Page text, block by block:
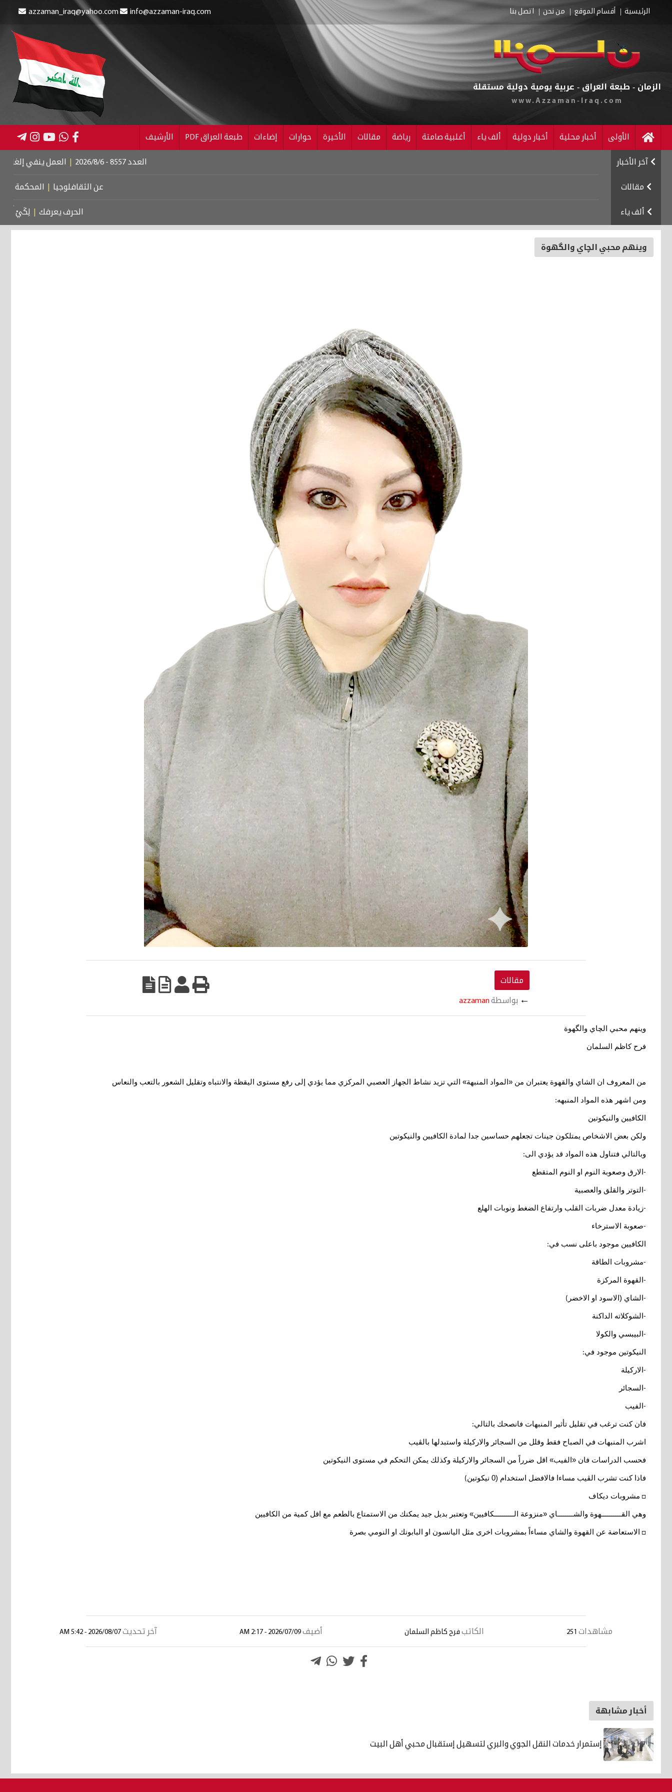
الرئيسية أقسام الموقع من نحن اتصل بنا azzaman_iraq@yahoo.com info@azzaman-iraq.com
الزمان - طبعة العراق - عربية يومية دولية مستقلة
www.Azzaman-Iraq.com
الأولى أخبار محلية أخبار دولية ألف ياء أغلبية صامتة رياضة مقالات الأخيرة حوارات إضاءات طبعة العراق PDF الأرشيف
آخر الأخبار | العمل ينفي إلغاء الإعانة عن
مقالات عن الثقافلوجيا | المحكمة الجنائية
ألف ياء الحرف يعرفك | لِكَيْ أُبَالِغَ فِي
وينهم محبي الچاي والگهوة
مقالات
← بواسطةazzaman
وينهم محبي الچاي والگهوة
فرح كاظم السلمان
من المعروف ان الشاي والقهوة يعتبران من «المواد المنبهة» التي تزيد نشاط الجهاز العصبي المركزي مما يؤدي إلى رفع مستوى اليقظة والانتباه وتقليل الشعور بالتعب والنعاس
ومن اشهر هذه المواد المنبهه:
الكافيين والنيكوتين
ولكن بعض الاشخاص يمتلكون جينات تجعلهم حساسين جدا لمادة الكافيين والنيكوتين
وبالتالي فتناول هذه المواد قد يؤدي الى:
- الارق وصعوبة النوم او النوم المتقطع
- التوتر والقلق والعصبية
-زيادة معدل ضربات القلب وارتفاع الضغط ونوبات الهلع
-صعوبة الاسترخاء
الكافيين موجود باعلى نسب في:
-مشروبات الطاقة
- القهوة المركزة
- الشاي (الاسود او الاخضر )
- الشوكلاته الداكنة
- البيبسي والكولا
النيكوتين موجود في:
- الاركيلة
- السجائر
- الفيب
فان كنت ترغب في تقليل تأثير المنبهات فانصحك بالتالي:
اشرب المنبهات في الصباح فقط وقلل من السجائر والاركيلة واستبدلها بالڤيب
فحسب الدراسات فان «الفيب» اقل ضرراً من السجائر والاركيلة وكذلك يمكن التحكم في مستوى النيكوتين
فاذا كنت تشرب الڤيب مساءا فالافضل استخدام (0 نيكوتين )
□ مشروبات ديكاف
وهي القــــــــــهوة والشــــــــاي «منزوعة الــــــــــكافيين» وتعتبر بديل جيد يمكنك من الاستمتاع بالطعم مع اقل كمية من الكافيين
□ الاستعاضة عن القهوة والشاي مساءاً بمشروبات اخرى مثل اليانسون او البابونك او النومي بصرة
مشاهدات 251 الكاتب فرح كاظم السلمان أضيف 2026/07/09 - 2:17 AM آخر تحديث 2026/08/07 - 5:42 AM
أخبار مشابهة
إستمرار خدمات النقل الجوي والبري لتسهيل إستقبال محبي أهل البيت